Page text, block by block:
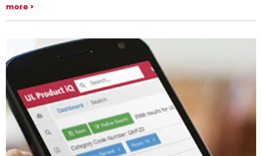
myUL은 고객이 가장 중요한 정보를 빠르고 쉽게 확인할 수 있도록 도와줍니
more